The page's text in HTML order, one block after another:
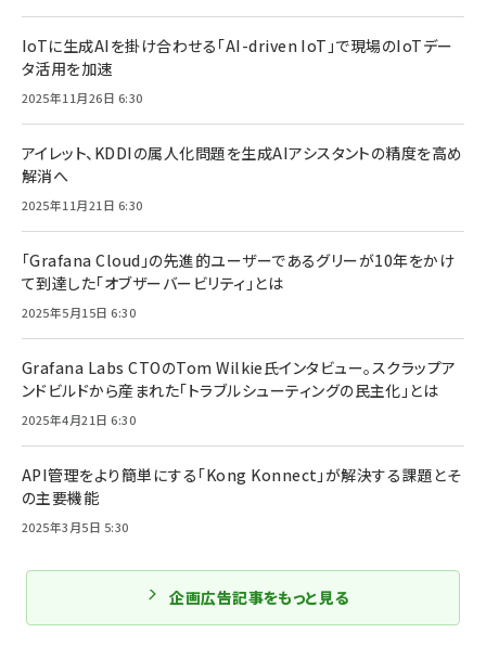
IoTに生成AIを掛け合わせる「AI-driven IoT」で現場のIoTデー
タ活用を加速
2025年11月26日 6:30
アイレット、KDDIの属人化問題を生成AIアシスタントの精度を高め
解消へ
2025年11月21日 6:30
「Grafana Cloud」の先進的ユーザーであるグリーが10年をかけ
て到達した「オブザーバービリティ」とは
2025年5月15日 6:30
Grafana Labs CTOのTom Wilkie氏インタビュー。スクラップア
ンドビルドから産まれた「トラブルシューティングの民主化」とは
2025年4月21日 6:30
API管理をより簡単にする「Kong Konnect」が解決する課題とそ
の主要機能
2025年3月5日 5:30
企画広告記事をもっと見る